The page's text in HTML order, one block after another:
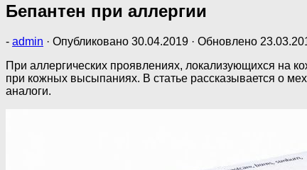
Бепантен при аллергии
- admin · Опубликовано 30.04.2019 · Обновлено
При аллергических проявлениях, локализующихся на
при кожных высыпаниях. В статье рассказывается о
аналоги.